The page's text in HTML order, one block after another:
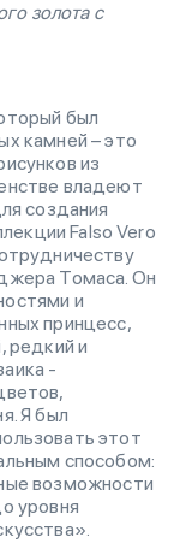
золота с
был
камней – это
из
владеют
создания
Falso Vero
Томаса. Он
и
принцесс,
редкий и
-
Я был
этот
способом:
возможности
уровня